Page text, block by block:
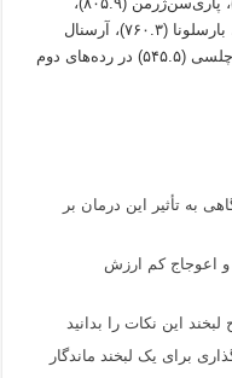
منچستریونایتد (۷۷۰.۶)، بایرن‌مونیخ (۷۶۵.۴)، بارسلونا (۷۶۰.۳)، آرسنال
(۷۱۶.۵)، لیورپول (۷۱۴.۷)، تاتنهام (۶۱۵.۰) و چلسی (۵۴۵.۵) در رده‌های دوم
به تأثیر این درمان بر
اعوجاج کم ارزش
این نکات را بدانید
برای یک لبخند ماندگار